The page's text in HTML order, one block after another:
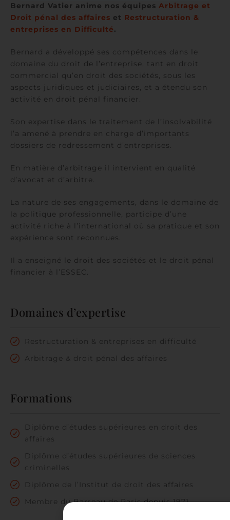
Bernard Vatier anime nos équipes Arbitrage et
Droit pénal des affaires et Restructuration &
entreprises en Difficulté.
Bernard a développé ses compétences dans le
domaine du droit de l’entreprise, tant en droit
commercial qu’en droit des sociétés, sous les
aspects juridiques et judiciaires, et a étendu son
activité en droit pénal financier.
Son expertise dans le traitement de l’insolvabilité
l’a amené à prendre en charge d’importants
dossiers de redressement d’entreprises.
En matière d’arbitrage il intervient en qualité
d’avocat et d’arbitre.
La nature de ses engagements, dans le domaine de
la politique professionnelle, participe d’une
activité riche à l’international où sa pratique et son
expérience sont reconnues.
Il a enseigné le droit des sociétés et le droit pénal
financier à l’ESSEC.
Domaines d’expertise
Restructuration & entreprises en difficulté
Arbitrage & droit pénal des affaires
Formations
Diplôme d’études supérieures en droit des
affaires
Diplôme d’études supérieures de sciences
criminelles
Diplôme de l’Institut de droit des affaires
Membre du Barreau de Paris depuis 1971